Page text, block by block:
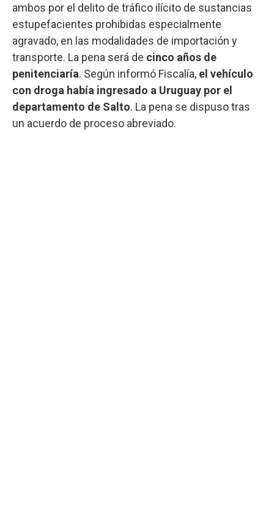
ambos por el delito de tráfico ilícito de sustancias
estupefacientes prohibidas especialmente
agravado, en las modalidades de importación y
transporte. La pena será de cinco años de
penitenciaría. Según informó Fiscalía, el vehículo
con droga había ingresado a Uruguay por el
departamento de Salto. La pena se dispuso tras
un acuerdo de proceso abreviado.